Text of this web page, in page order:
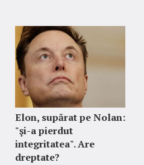
Elon, supărat pe Nolan:
"şi-a pierdut
integritatea". Are
dreptate?